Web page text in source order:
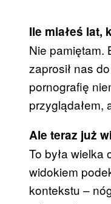
Ile miałeś lat,
Nie pamiętam.
zaprosił nas
pornografię
przyglądałem,
Ale teraz już
To była wielka
widokiem
kontekstu –